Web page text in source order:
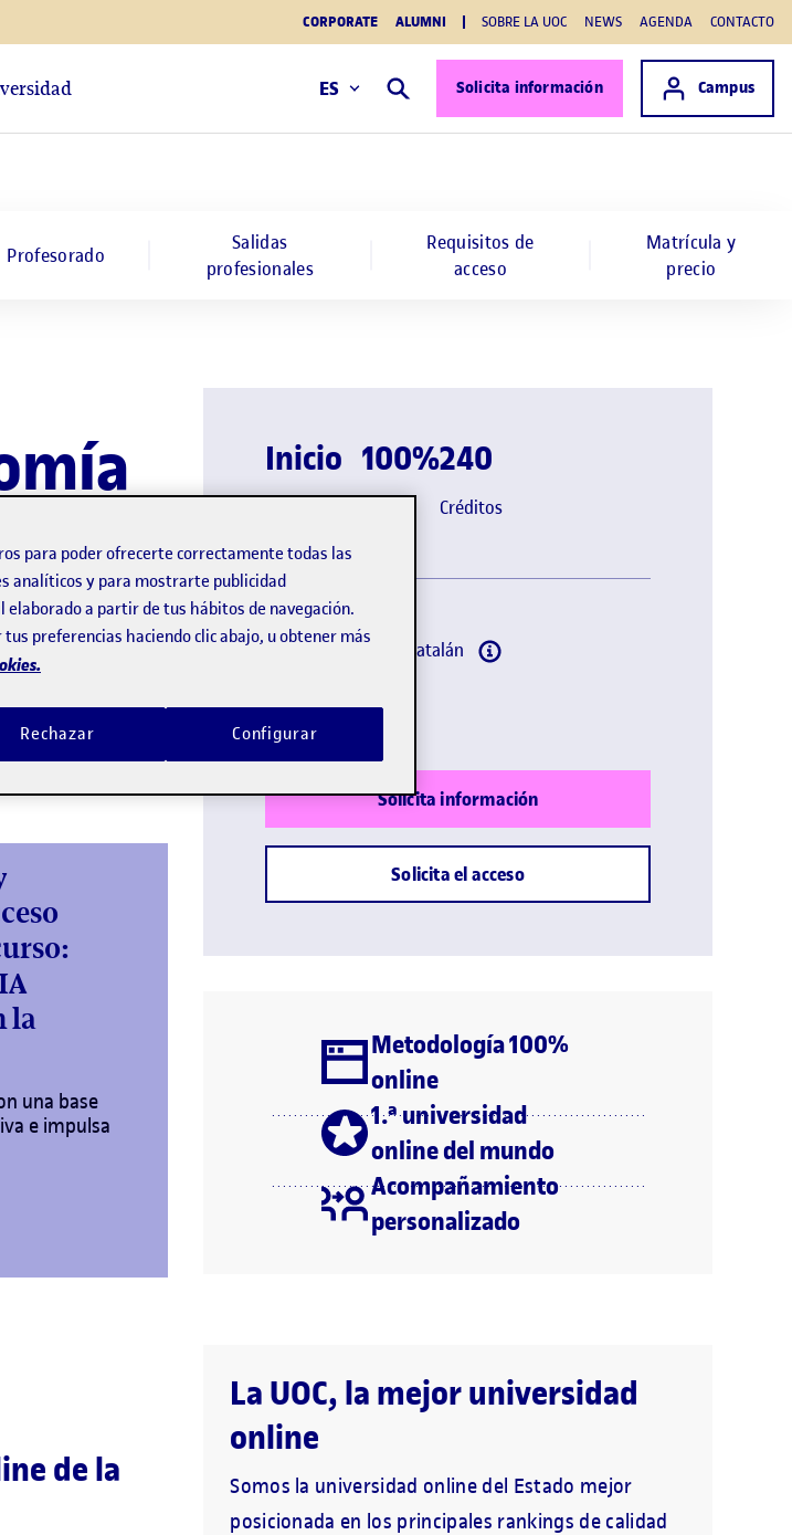
CORPORATE ALUMNI SOBRE LA UOC NEWS AGENDA CONTACTO
Buscar Solicita información Acceso a
Campus
ES
Profesorado
Salidas
profesionales
Requisitos de
acceso
Matrícula y
precio
oficial y
económico de
y la
como la
sólidas a los
la
una base
e impulsa
de la
Inicio 100%240
Créditos
Idiomas: Español, Catalán
Solicita información
Solicita el acceso
Metodología 100%
online
1.ª universidad
online del mundo
Acompañamiento
personalizado
La UOC, la mejor universidad
online
Somos la universidad online del Estado mejor
posicionada en los principales rankings de calidad
para poder ofrecerte correctamente todas las
analíticos y para mostrarte publicidad
elaborado a partir de tus hábitos de navegación.
preferencias haciendo clic abajo, u obtener más
Rechazar Configurar